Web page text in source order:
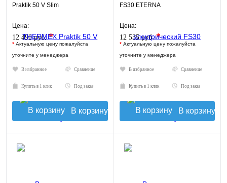
Praktik 50 V Slim
Цена:
12 490 руб.*
* Актуальную цену пожалуйста
уточните у менеджера
В избранное Сравнение
Купить в 1 клик Под заказ
В корзину
FS30 ETERNA
Цена:
12 535 руб.*
* Актуальную цену пожалуйста
уточните у менеджера
В избранное Сравнение
Купить в 1 клик Под заказ
В корзину